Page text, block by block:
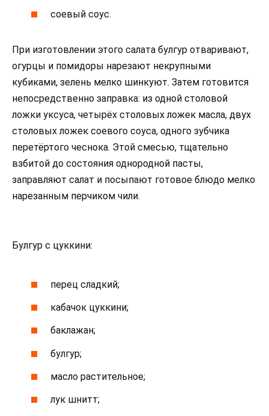
соевый соус.
При изготовлении этого салата булгур отваривают,
огурцы и помидоры нарезают некрупными
кубиками, зелень мелко шинкуют. Затем готовится
непосредственно заправка: из одной столовой
ложки уксуса, четырёх столовых ложек масла, двух
столовых ложек соевого соуса, одного зубчика
перетёртого чеснока. Этой смесью, тщательно
взбитой до состояния однородной пасты,
заправляют салат и посыпают готовое блюдо мелко
нарезанным перчиком чили.
Булгур с цуккини:
перец сладкий;
кабачок цуккини;
баклажан;
булгур;
масло растительное;
лук шнитт;